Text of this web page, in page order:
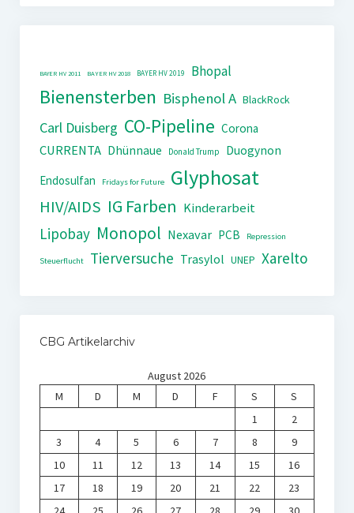
BAYER HV 2011 BAYER HV 2018 BAYER HV 2019 Bhopal
Bienensterben Bisphenol A BlackRock
Carl Duisberg CO-Pipeline Corona
CURRENTA Dhünnaue Donald Trump
Duogynon
Endosulfan
Fridays for Future Glyphosat
HIV/AIDS IG Farben Kinderarbeit
Lipobay Monopol Nexavar PCB Repression
Steuerflucht Tierversuche Trasylol UNEP Xarelto
CBG Artikelarchiv
August 2026
M
D M D F S
S
1
2
3
4 5 6 7 8
9
10
11 12 13 14 15
16
17
18 19 20 21 22
23